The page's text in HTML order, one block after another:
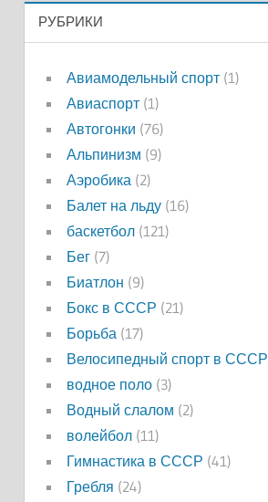
РУБРИКИ
Авиамодельный спорт(1)
Авиаспорт(1)
Автогонки (76)
Альпинизм (9)
Аэробика (2)
Балет на льду(16)
баскетбол(121)
Бег(7)
Биатлон (9)
Бокс в СССР (21)
Борьба (17)
Велосипедный спорт в СССР
водное поло(3)
Водный слалом (2)
волейбол(11)
Гимнастика в СССР (41)
Гребля (24)